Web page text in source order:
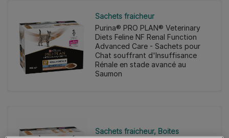
Sachets fraicheur
Purina® PRO PLAN® Veterinary
Diets Feline NF Renal Function
Advanced Care - Sachets pour
Chat souffrant d'Insuffisance
Rénale en stade avancé au
Saumon
Sachets fraicheur Boites